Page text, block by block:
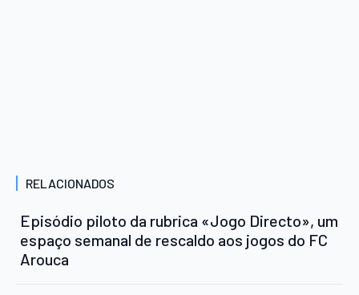
RELACIONADOS
Episódio piloto da rubrica «Jogo Directo», um
espaço semanal de rescaldo aos jogos do FC
Arouca